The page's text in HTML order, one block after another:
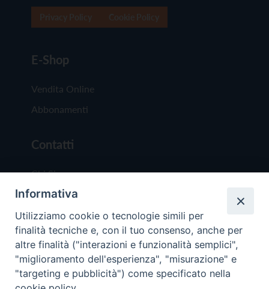
E-Shop
Vendita Online
Abbonamenti
Contatti
Chi Siamo
Redazione
Scrivici
Informativa
Utilizziamo cookie o tecnologie simili per
finalità tecniche e, con il tuo consenso, anche per
altre finalità ("interazioni e funzionalità semplici",
"miglioramento dell'esperienza", "misurazione" e
"targeting e pubblicità") come specificato nella